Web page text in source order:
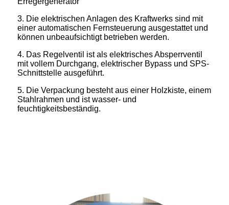
3. Die elektrischen Anlagen des Kraftwerks sind mit
einer automatischen Fernsteuerung ausgestattet und
können unbeaufsichtigt betrieben werden.
4. Das Regelventil ist als elektrisches Absperrventil
mit vollem Durchgang, elektrischer Bypass und SPS-
Schnittstelle ausgeführt.
5. Die Verpackung besteht aus einer Holzkiste, einem
Stahlrahmen und ist wasser- und
feuchtigkeitsbeständig.